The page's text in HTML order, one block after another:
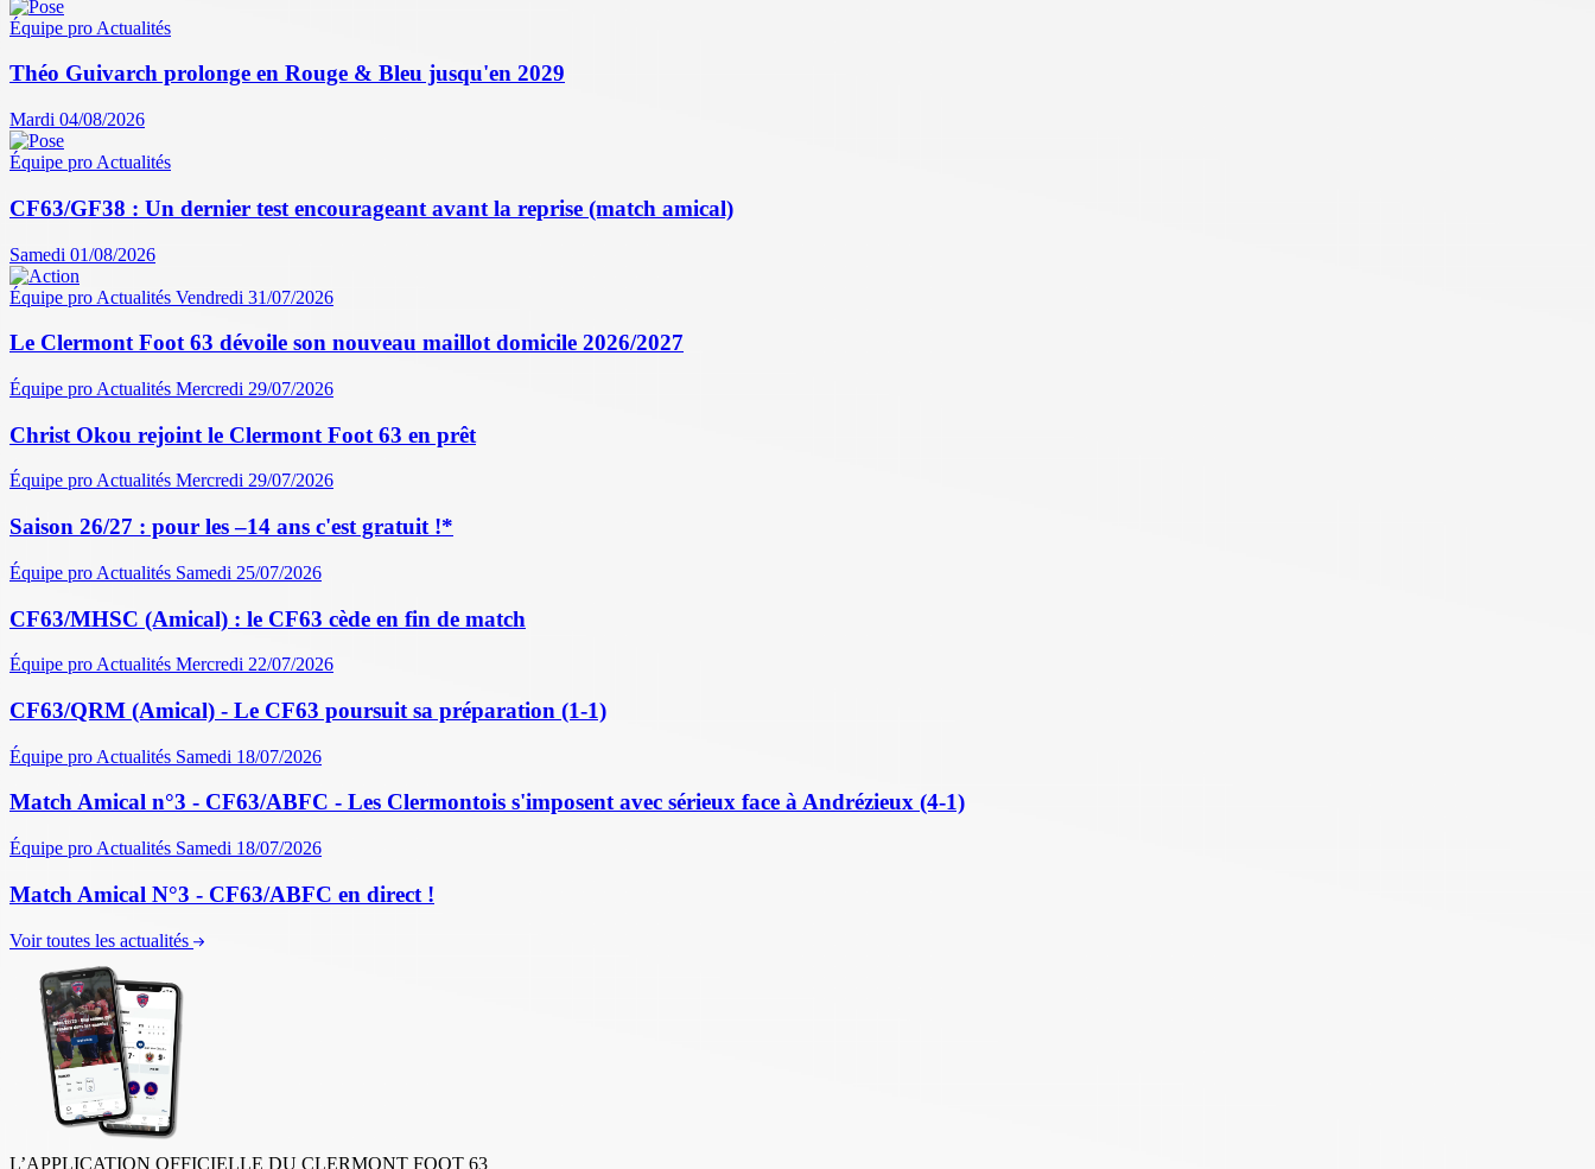
Équipe pro Actualités
Théo Guivarch prolonge en Rouge & Bleu jusqu'en 2029
Mardi 04/08/2026
Équipe pro Actualités
CF63/GF38 : Un dernier test encourageant avant la reprise (match amical)
Samedi 01/08/2026
Équipe pro Actualités Vendredi 31/07/2026
Le Clermont Foot 63 dévoile son nouveau maillot domicile 2026/2027
Équipe pro Actualités Mercredi 29/07/2026
Christ Okou rejoint le Clermont Foot 63 en prêt
Équipe proActualités Mercredi 29/07/2026
Saison 26/27 : pour les –14 ans c'est gratuit !*
Équipe pro Actualités Samedi 25/07/2026
CF63/MHSC (Amical) : le CF63 cède en fin de match
Équipe pro Actualités Mercredi 22/07/2026
CF63/QRM (Amical) - Le CF63 poursuit sa préparation (1-1)
Équipe pro Actualités Samedi 18/07/2026
Match Amical n°3 - CF63/ABFC - Les Clermontois s'imposent avec sérieux face à Andrézieux (4-1)
Équipe pro Actualités Samedi 18/07/2026
Match Amical N°3 - CF63/ABFC en direct !
Voir toutes les actualités
L’APPLICATION OFFICIELLE DU CLERMONT FOOT 63